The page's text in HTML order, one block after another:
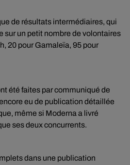
de résultats intermédiaires, qui
sur un petit nombre de volontaires
20 pour Gamaleïa, 95 pour
été faites par communiqué de
eu de publication détaillée
même si Moderna a livré
ses deux concurrents.
dans une publication